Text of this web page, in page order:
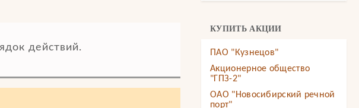
действий.
КУПИТЬ АКЦИИ
ПАО "Кузнецов"
Акционерное общество
"ГПЗ-2"
ОАО "Новосибирский речной
порт"